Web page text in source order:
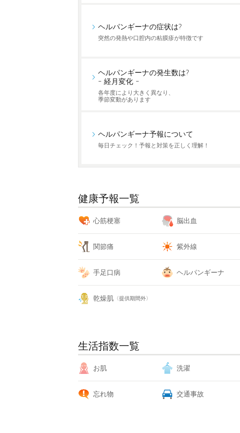
ヘルパンギーナの症状は?
突然の発熱や口腔内の粘膜疹が特徴です
ヘルパンギーナの発生数は?
- 経月変化 -
各年度により大きく異なり、
季節変動があります
ヘルパンギーナ予報について
毎日チェック！予報と対策を正しく理解！
健康予報一覧
心筋梗塞 脳出血
関節痛 紫外線
手足口病 ヘルパンギーナ
乾燥肌 〈提供期間外〉
生活指数一覧
お肌 洗濯
忘れ物 交通事故